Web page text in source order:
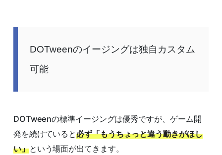
DOTweenのイージングは独自カスタム
可能
DOTweenの標準イージングは優秀ですが、ゲーム開
発を続けていると必ず「もうちょっと違う動きがほし
い」という場面が出てきます。